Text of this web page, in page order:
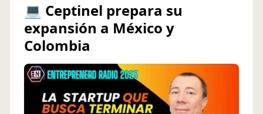
💻 Ceptinel prepara su
expansión a México y
Colombia